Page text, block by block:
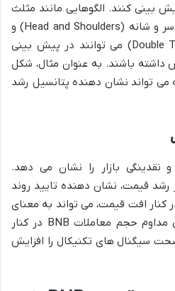
کنند. الگوهایی مانند مثلث
ها (صعودی/نزولی)، پرچم ها، سر و شانه (Head and Shoulders) و
داشته باشند. به عنوان مثال، شکل
تواند نشان دهنده پتانسیل رشد
نقدینگی بازار را نشان می دهد.
قیمت، نشان دهنده تایید روند
افت قیمت، می تواند به معنای
اتمام روند نزولی باشد. بررسی مداوم حجم معاملات BNB در کنار
سیگنال های تکنیکال را افزایش